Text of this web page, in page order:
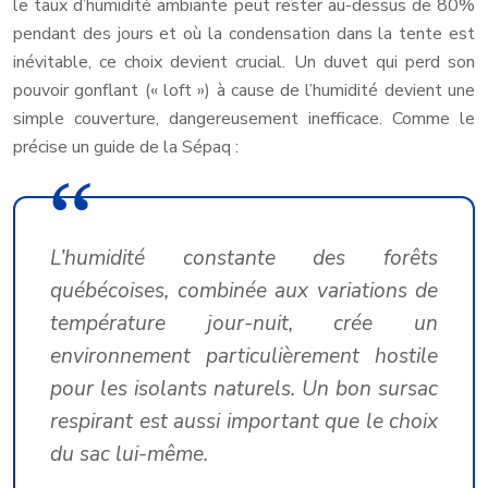
le taux d’humidité ambiante peut rester au-dessus de 80%
pendant des jours et où la condensation dans la tente est
inévitable, ce choix devient crucial. Un duvet qui perd son
pouvoir gonflant (« loft ») à cause de l’humidité devient une
simple couverture, dangereusement inefficace. Comme le
précise un guide de la Sépaq :
L’humidité constante des forêts
québécoises, combinée aux variations de
température jour-nuit, crée un
environnement particulièrement hostile
pour les isolants naturels. Un bon sursac
respirant est aussi important que le choix
du sac lui-même.